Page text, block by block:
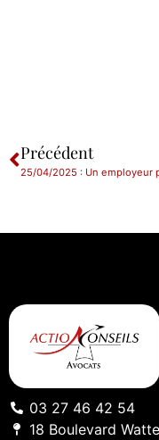
Précédent
03 27 46 42 54
18 Boulevard